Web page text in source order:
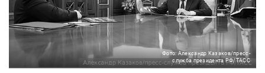
Фото: Александр Казаков/пресс-
служба президента РФ/ТАСС